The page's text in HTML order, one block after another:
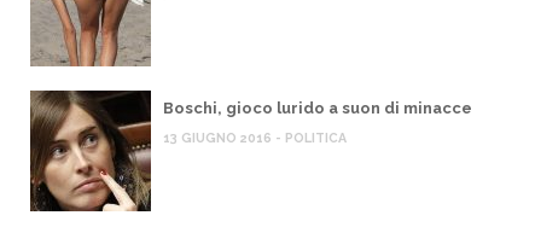
Boschi, gioco lurido a suon di minacce
13 GIUGNO 2016 - POLITICA